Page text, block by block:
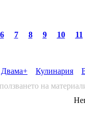
6 7 8 9 10 11
Двама+ Кулинария
на